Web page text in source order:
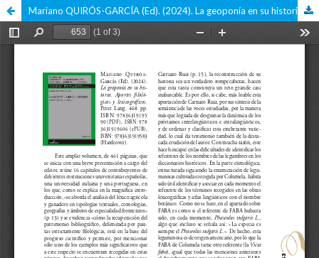
Mariano QUIRÓS-GARCÍA (Ed). (2024). La geoponía en su historia. Aportes filológicos y lexicográficos. Peter Lang. 468 pp. ISBN: 9783631919590 (PDF), ISBN: 9783631919606 (ePUB), ISBN: 9783631919583 (Hardcover).